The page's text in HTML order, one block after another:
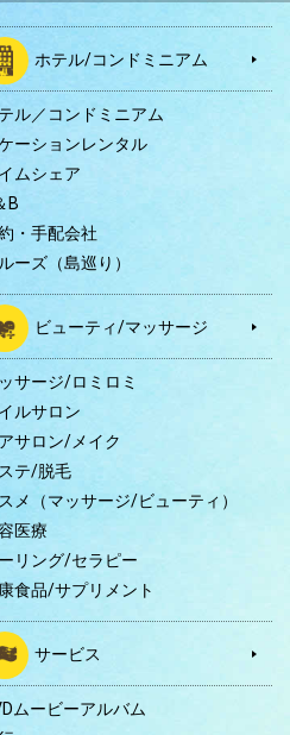
ホテル/コンドミニアム
ル／コンドミニアム
ーションレンタル
ムシェア
B
・手配会社
ーズ（島巡り）
ビューティ/マッサージ
サージ/ロミロミ
ルサロン
サロン/メイク
テ/脱毛
メ（マッサージ/ビューティ）
医療
リング/セラピー
食品/サプリメント
サービス
ムービーアルバム